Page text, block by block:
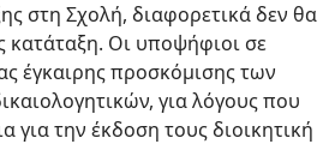
στη Σχολή, διαφορετικά δεν θα
κατάταξη. Οι υποψήφιοι σε
έγκαιρης προσκόμισης των
για λόγους που
για την έκδοση τους διοικητική